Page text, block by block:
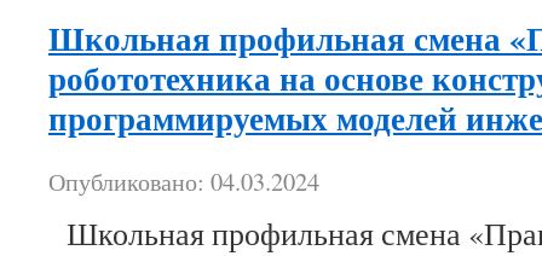
Школьная профильная смена
робототехника на основе
программируемых моделей
Опубликовано: 04.03.2024
Школьная профильная смена